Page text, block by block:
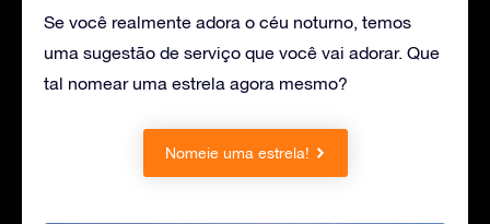
Se você realmente adora o céu noturno, temos
uma sugestão de serviço que você vai adorar. Que
tal nomear uma estrela agora mesmo?
Nomeie uma estrela!